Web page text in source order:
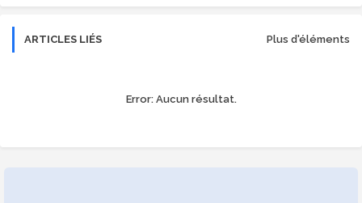
ARTICLES LIÉS Plus d'éléments
Error:Aucun résultat.